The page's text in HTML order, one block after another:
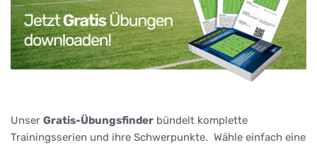
Unser Gratis-Übungsfinder bündelt komplette
Trainingsserien und ihre Schwerpunkte. Wähle einfach eine